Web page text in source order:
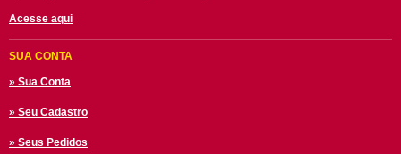
Acesse aqui
SUA CONTA
» Sua Conta
» Seu Cadastro
» Seus Pedidos